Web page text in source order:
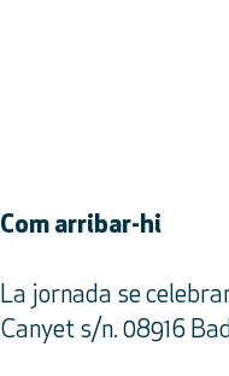
Com arribar-hi
La jornada se
Canyet s/n. 08916